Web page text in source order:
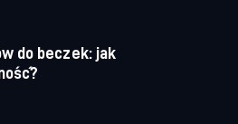
do beczek: jak